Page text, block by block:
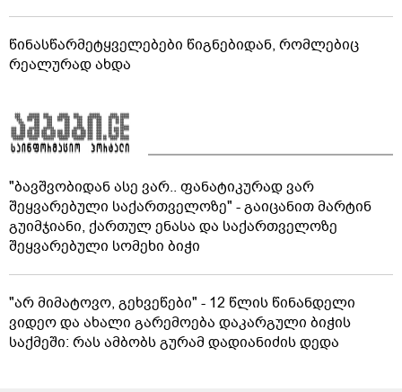
წინასწარმეტყველებები წიგნებიდან, რომლებიც
რეალურად ახდა
"ბავშვობიდან ასე ვარ.. ფანატიკურად ვარ
შეყვარებული საქართველოზე" - გაიცანით მარტინ
გუიმჯიანი, ქართულ ენასა და საქართველოზე
შეყვარებული სომეხი ბიჭი
"არ მიმატოვო, გეხვეწები" - 12 წლის წინანდელი
ვიდეო და ახალი გარემოება დაკარგული ბიჭის
საქმეში: რას ამბობს გურამ დადიანიძის დედა